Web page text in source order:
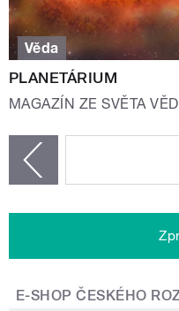
Věda
PLANETÁRIUM
MAGAZÍN ZE SVĚTA
E-SHOP ČESKÉHO